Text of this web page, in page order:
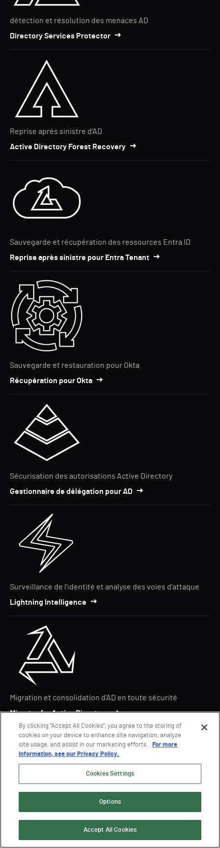
détection et résolution des menaces AD
Directory Services Protector
Reprise après sinistre d'AD
Active Directory Forest Recovery
Sauvegarde et récupération des ressources Entra ID
Reprise après sinistre pour Entra Tenant
Sauvegarde et restauration pour Okta
Récupération pour Okta
Sécurisation des autorisations Active Directory
Gestionnaire de délégation pour AD
Surveillance de l'identité et analyse des voies d'attaque
Lightning Intelligence
Migration et consolidation d'AD en toute sécurité
Migrator for Active Directory
entreprises
By clicking “Accept All Cookies”, you agree to the storing of
cookies on your device to enhance site navigation, analyze
site usage, and assist in our marketing efforts.
For more
information, see our Privacy Policy.
Cookies Settings
Options
Accept All Cookies